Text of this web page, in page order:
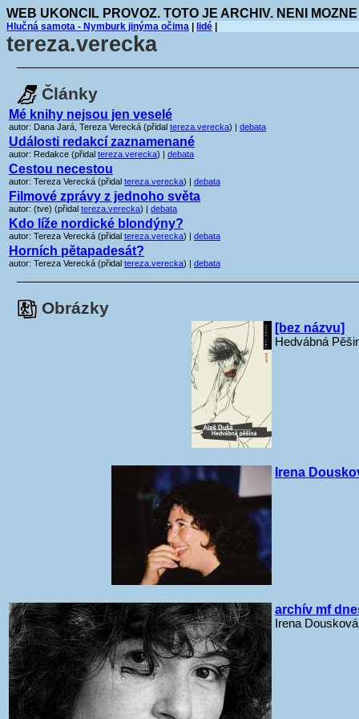
WEB UKONCIL PROVOZ. TOTO JE ARCHIV. NENI
Hlučná samota - Nymburk jinýma očima lidé
tereza.verecka
Články
Mé knihy nejsou jen veselé
autor: Dana Jará, Tereza Verecká (přidal tereza.verecka) | debata
Události redakcí zaznamenané
autor: Redakce (přidal tereza.verecka) | debata
Cestou necestou
autor: Tereza Verecká (přidal tereza.verecka) | debata
Filmové zprávy z jednoho světa
autor: (tve) (přidal tereza.verecka) | debata
Kdo líže nordické blondýny?
autor: Tereza Verecká (přidal tereza.verecka) | debata
Horních pětapadesát?
autor: Tereza Verecká (přidal tereza.verecka) | debata
Obrázky
[bez názvu]
Hedvábná
Irena
archív mf
Irena Dousková